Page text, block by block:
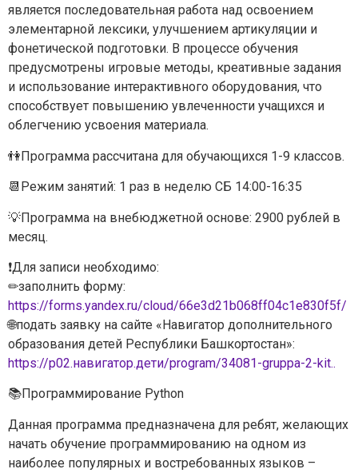
является последовательная работа над освоением
элементарной лексики, улучшением артикуляции и
фонетической подготовки. В процессе обучения
предусмотрены игровые методы, креативные задания
и использование интерактивного оборудования, что
способствует повышению увлеченности учащихся и
облегчению усвоения материала.
👫Программа рассчитана для обучающихся 1-9 классов.
📆Режим занятий: 1 раз в неделю СБ 14:00-16:35
💡Программа на внебюджетной основе: 2900 рублей в
месяц.
❗Для записи необходимо:
✏заполнить форму:
https://forms.yandex.ru/cloud/66e3d21b068ff04c1e830f5f/
🌐подать заявку на сайте «Навигатор дополнительного
образования детей Республики Башкортостан»:
https://р02.навигатор.дети/program/34081-gruppa-2-kit..
📚Программирование Python
Данная программа предназначена для ребят, желающих
начать обучение программированию на одном из
наиболее популярных и востребованных языков –